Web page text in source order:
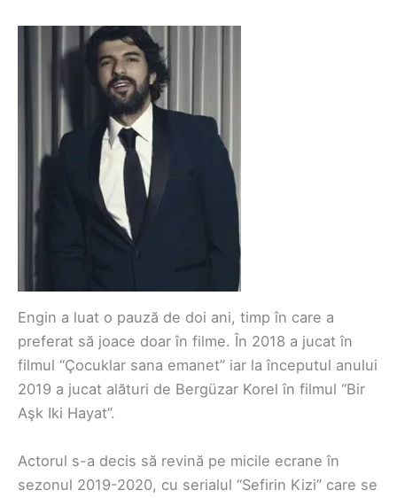
Engin a luat o pauză de doi ani, timp în care a
preferat să joace doar în filme. În 2018 a jucat în
filmul “Çocuklar sana emanet” iar la începutul anului
2019 a jucat alături de Bergüzar Korel în filmul “Bir
Aşk Iki Hayat”.
Actorul s-a decis să revină pe micile ecrane în
sezonul 2019-2020, cu serialul “Sefirin Kizi” care se